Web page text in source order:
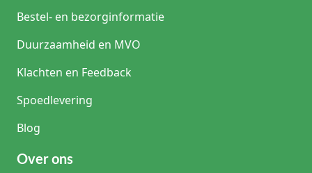
Bestel- en bezorginformatie
Duurzaamheid en MVO
Klachten en Feedback
Spoedlevering
Blog
Over ons